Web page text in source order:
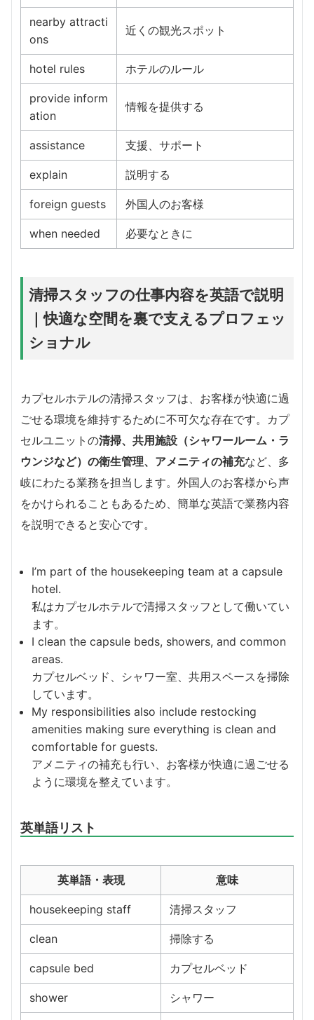
nearby attracti
ons
近くの観光スポット
hotel rules ホテルのルール
provide inform
ation
情報を提供する
assistance 支援、サポート
explain 説明する
foreign guests 外国人のお客様
when needed 必要なときに
清掃スタッフの仕事内容を英語で説明
｜快適な空間を裏で支えるプロフェッ
ショナル
カプセルホテルの清掃スタッフは、お客様が快適に過
ごせる環境を維持するために不可欠な存在です。カプ
セルユニットの清掃、共用施設（シャワールーム・ラ
ウンジなど）の衛生管理、アメニティの補充など、多
岐にわたる業務を担当します。外国人のお客様から声
をかけられることもあるため、簡単な英語で業務内容
を説明できると安心です。
I’m part of the housekeeping team at a capsule
hotel.
私はカプセルホテルで清掃スタッフとして働いてい
ます。
I clean the capsule beds, showers, and common
areas.
カプセルベッド、シャワー室、共用スペースを掃除
しています。
My responsibilities also include restocking
amenities making sure everything is clean and
comfortable for guests.
アメニティの補充も行い、お客様が快適に過ごせる
ように環境を整えています。
英単語リスト
英単語・表現 意味
housekeeping staff 清掃スタッフ
clean 掃除する
capsule bed カプセルベッド
shower シャワー